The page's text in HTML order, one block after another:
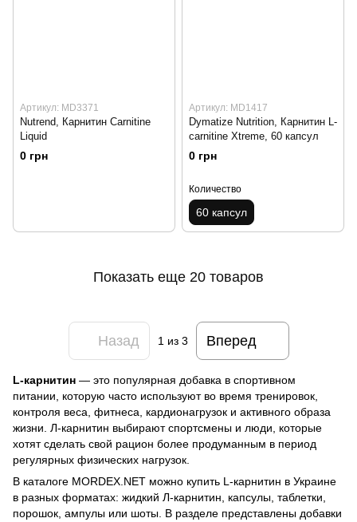
Артикул: MD3371
Nutrend, Карнитин Carnitine
Liquid
0 грн
Артикул: MD1417
Dymatize Nutrition, Карнитин L-
carnitine Xtreme, 60 капсул
0 грн
Количество
60 капсул
Показать еще 20 товаров
Назад 1из 3 Вперед
L-карнитин — это популярная добавка в спортивном
питании, которую часто используют во время тренировок,
контроля веса, фитнеса, кардионагрузок и активного образа
жизни. Л-карнитин выбирают спортсмены и люди, которые
хотят сделать свой рацион более продуманным в период
регулярных физических нагрузок.
В каталоге MORDEX.NET можно купить L-карнитин в Украине
в разных форматах: жидкий Л-карнитин, капсулы, таблетки,
порошок, ампулы или шоты. В разделе представлены добавки